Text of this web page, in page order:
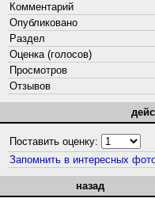
Комментарий
Опубликовано
Раздел
Оценка (голосов)
Просмотров
Отзывов
Поставить оценку:
Запомнить в интересных
назад